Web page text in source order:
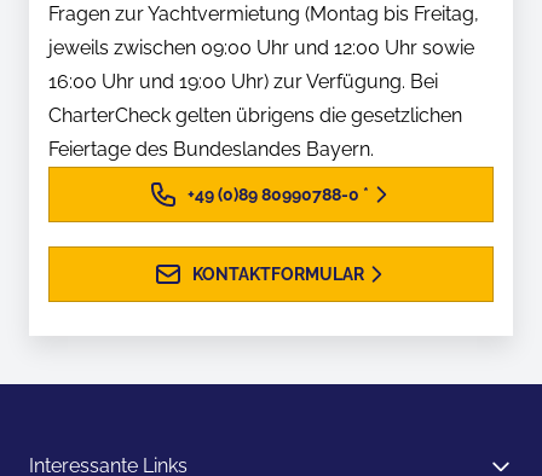
Fragen zur Yachtvermietung (Montag bis Freitag,
jeweils zwischen 09:00 Uhr und 12:00 Uhr sowie
16:00 Uhr und 19:00 Uhr) zur Verfügung. Bei
CharterCheck gelten übrigens die gesetzlichen
Feiertage des Bundeslandes Bayern.
+49 (0)89 80990788-0 *
KONTAKTFORMULAR
Interessante Links